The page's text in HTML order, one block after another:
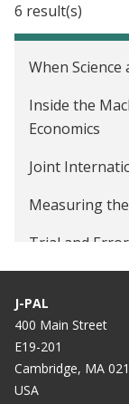
6 result(s)
When
Inside the
Economics
Joint
Measuring
Trial and Error
J-PAL
400 Main Street
E19-201
Cambridge, MA
USA